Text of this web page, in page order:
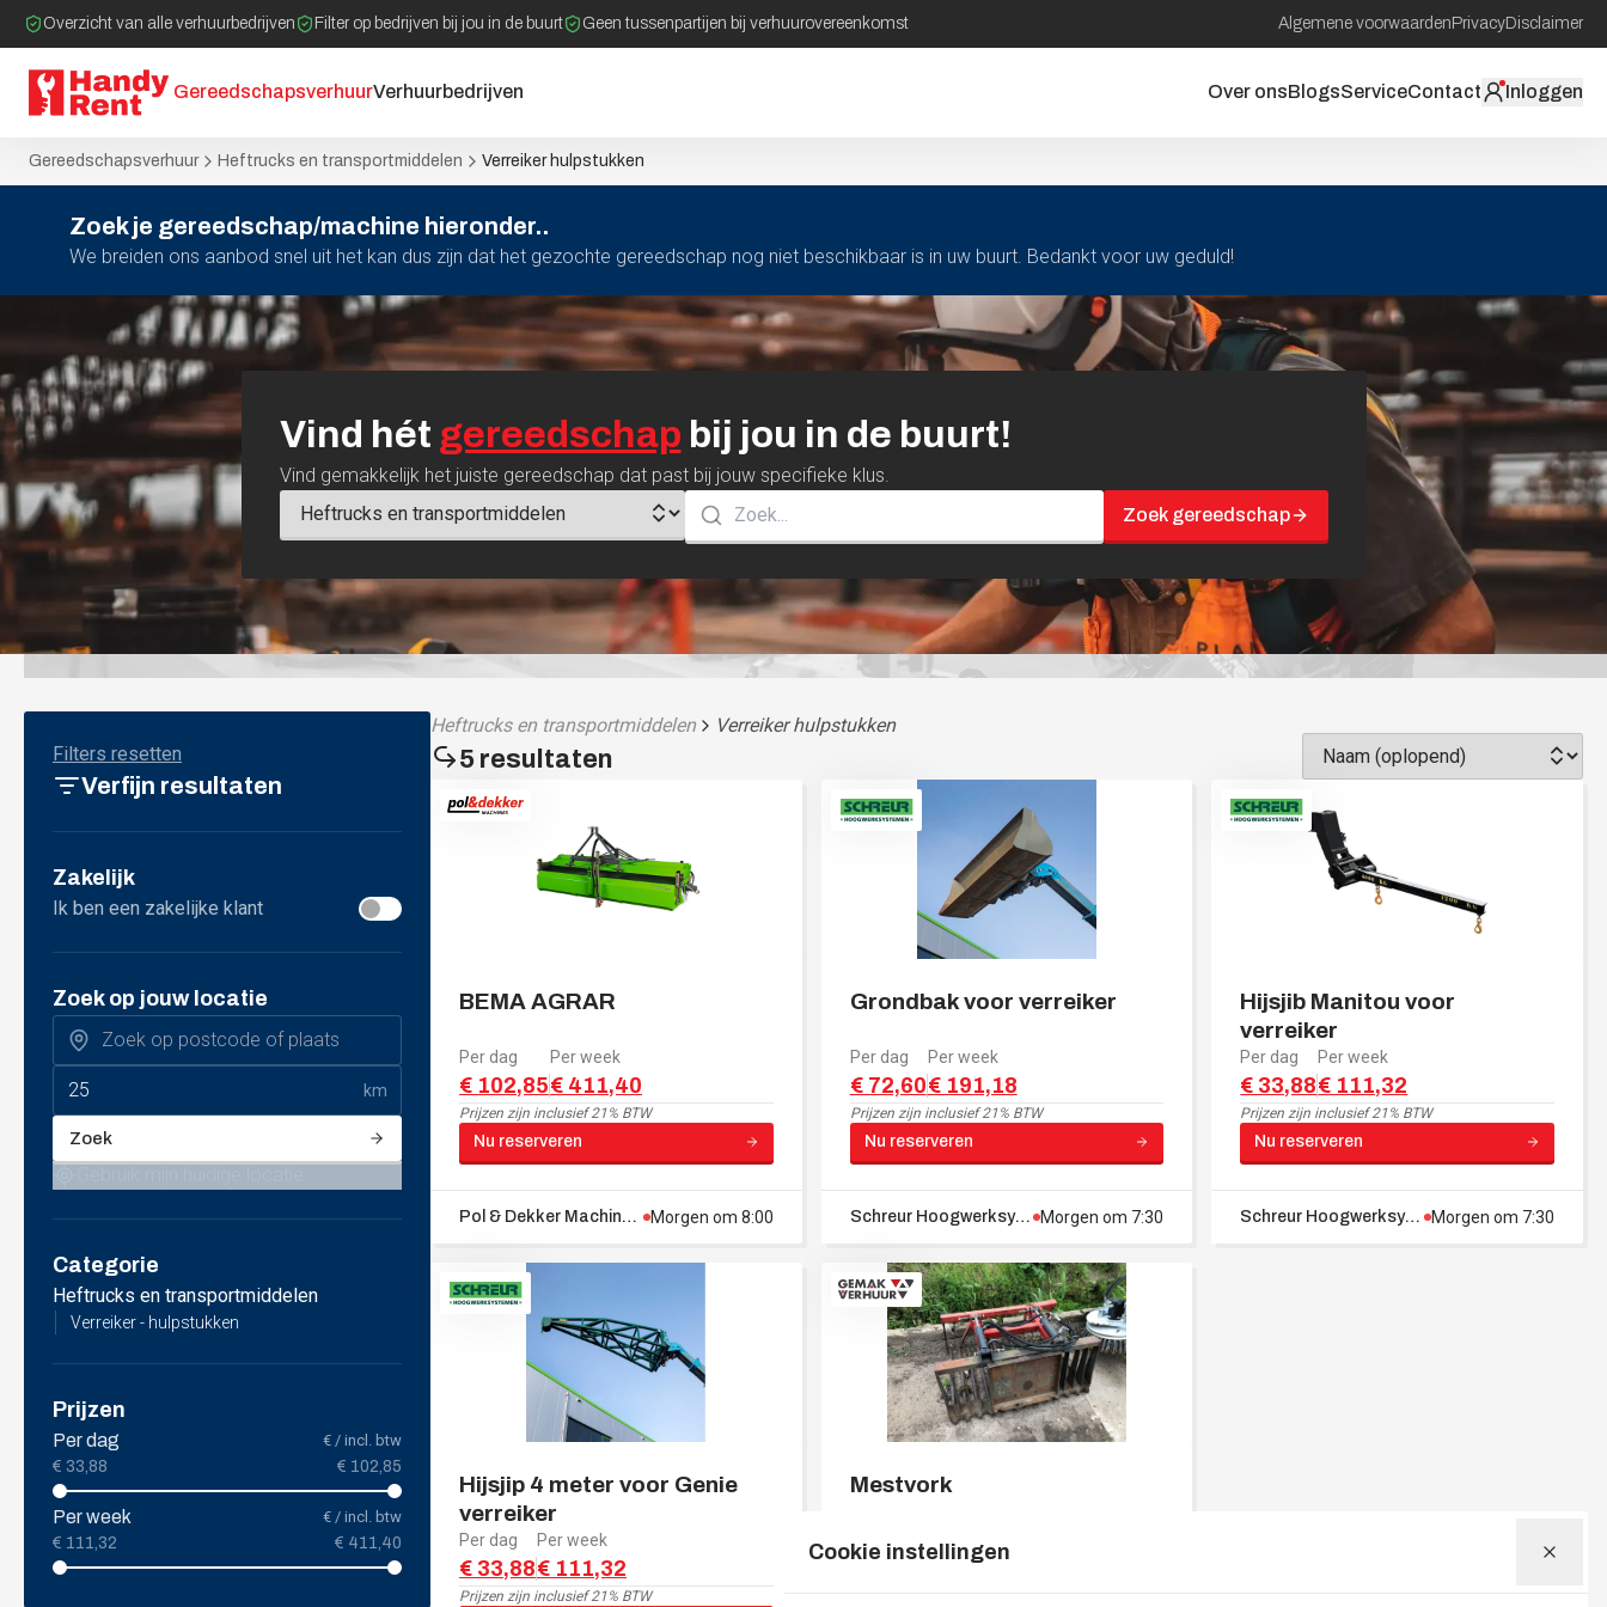
Overzicht van alle verhuurbedrijven Filter op bedrijven bij jou in de buurt Geen tussenpartijen bij verhuurovereenkomst Algemene voorwaarden PrivacyDisclaimer
GereedschapsverhuurVerhuurbedrijven Over onsBlogsServiceContact Inloggen
Gereedschapsverhuur Heftrucks en transportmiddelen Verreiker hulpstukken
Zoek je gereedschap/machine hieronder..
We breiden ons aanbod snel uit het kan dus zijn dat het gezochte gereedschap nog niet beschikbaar is in uw buurt. Bedankt voor uw geduld!
Vind hét gereedschap bij jou in de buurt!
Vind gemakkelijk het juiste gereedschap dat past bij jouw specifieke klus.
Zoek gereedschap
Filters resetten
Verfijn resultaten
Zakelijk
Ik ben een zakelijke klant
Zoek op jouw locatie
km
Zoek
Categorie
Heftrucks en transportmiddelen
Verreiker - hulpstukken
Prijzen
Per dag
€ / incl. btw
€ 33,88
€ 102,85
Per week
€ / incl. btw
€ 111,32
€ 411,40
Heftrucks en transportmiddelen Verreiker hulpstukken
BEMA AGRAR
Per dag
€ 102,85
Per week
€ 411,40
Prijzen zijn inclusief 21% BTW
Nu reserveren
Pol & Dekker Machines Hoogeveen
Morgen om 8:00
Grondbak voor verreiker
Per dag
€ 72,60
Per week
€ 191,18
Prijzen zijn inclusief 21% BTW
Nu reserveren
Schreur Hoogwerksystemen Rogat
Morgen om 7:30
Hijsjib Manitou voor
verreiker
Per dag
€ 33,88
Per week
€ 111,32
Prijzen zijn inclusief 21% BTW
Nu reserveren
Schreur Hoogwerksystemen Rogat
Morgen om 7:30
Hijsjip 4 meter voor Genie
verreiker
Per dag
€ 33,88
Per week
€ 111,32
Prijzen zijn inclusief 21% BTW
Mestvork
Per dag Per week
€ 121,00
Cookie instellingen